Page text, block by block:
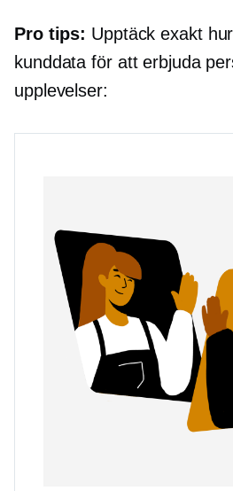
Pro tips: Upptäck exakt
kunddata för att erbjuda
upplevelser: